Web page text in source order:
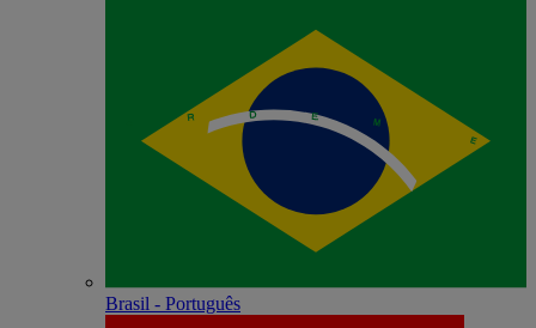
Brasil - Português